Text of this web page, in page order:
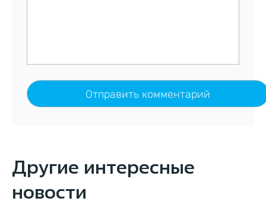
Другие интересные
новости